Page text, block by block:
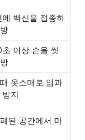
백신을 접종하
이상 손을 씻
옷소매로 입과
지
된 공간에서 마